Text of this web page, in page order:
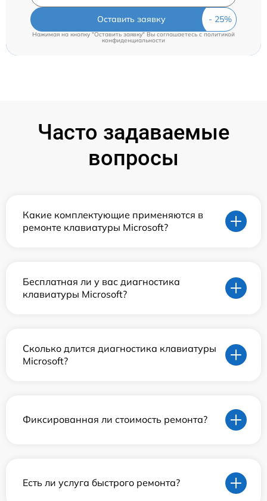
Оставить заявку
Нажимая на кнопку "Оставить заявку" Вы соглашаетесь cполитикой
конфиденциальности
Часто задаваемые
вопросы
Какие комплектующие применяются в
ремонте клавиатуры Microsoft?
Бесплатная ли у вас диагностика
клавиатуры Microsoft?
Сколько длится диагностика клавиатуры
Microsoft?
Фиксированная ли стоимость ремонта?
Есть ли услуга быстрого ремонта?